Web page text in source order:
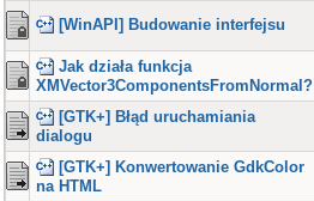
[WinAPI] Budowanie interfejsu
Jak działa funkcja
XMVector3ComponentsFromNormal?
[GTK+] Błąd uruchamiania
dialogu
[GTK+] Konwertowanie GdkColor
na HTML